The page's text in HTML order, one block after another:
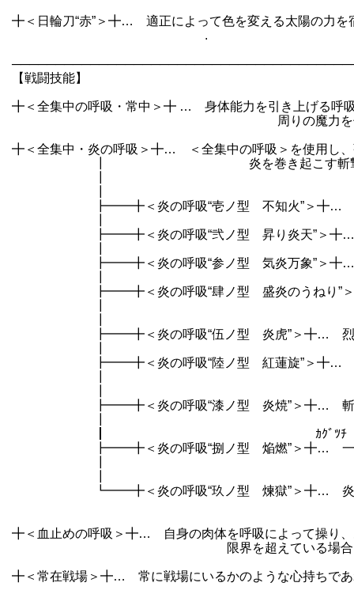
╋＜日輪刀“赤”＞╋… 適正によって色を変える太陽の力を
.
【戦闘技能】
╋＜全集中の呼吸・常中＞╋ … 身体能力を引き上げる呼吸
周りの魔力を使うことでより効果を
╋＜全集中・炎の呼吸＞╋… ＜全集中の呼吸＞を使用し、
┃ 炎を巻き起こす斬撃。 近づく
┣━━╋＜炎の呼吸“壱ノ型 不知火”＞╋… 遠間から
┣━━╋＜炎の呼吸“弐ノ型 昇り炎天”＞╋… 刀を下
┣━━╋＜炎の呼吸“参ノ型 気炎万象”＞╋… 上か
┣━━╋＜炎の呼吸“肆ノ型 盛炎のうねり”＞╋… 自
┣━━╋＜炎の呼吸“伍ノ型 炎虎”＞╋… 烈火の猛
┣━━╋＜炎の呼吸“陸ノ型 紅蓮旋”＞╋… 炎を纏
┣━━╋＜炎の呼吸“漆ノ型 炎焼”＞╋… 斬りつけ
┃ ｶｸﾞﾂﾁ
┣━━╋＜炎の呼吸“捌ノ型 焔燃”＞╋… 一定範囲
┗━━╋＜炎の呼吸“玖ノ型 煉獄”＞╋… 炎の呼吸の
╋＜血止めの呼吸＞╋… 自身の肉体を呼吸によって操り、
限界を超えている場合、延命に
╋＜常在戦場＞╋… 常に戦場にいるかのような心持ちであ